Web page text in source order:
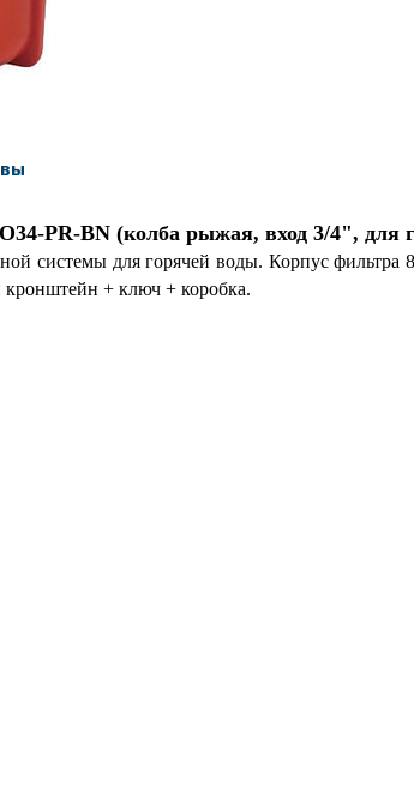
PR-BN (колба рыжая, вход 3/4", для
системы для горячей воды. Корпус фильтра
кронштейн + ключ + коробка.